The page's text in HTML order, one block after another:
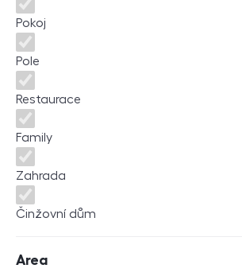
Pokoj
Pole
Restaurace
Family
Zahrada
Činžovní dům
Area